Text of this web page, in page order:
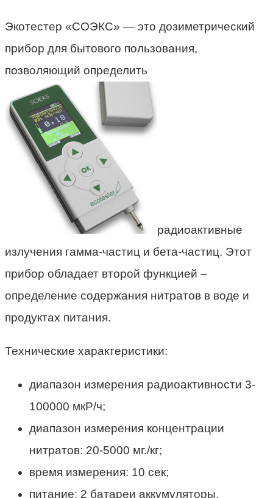
Экотестер «СОЭКС» — это дозиметрический
прибор для бытового пользования,
позволяющий определить
радиоактивные
излучения гамма-частиц и бета-частиц. Этот
прибор обладает второй функцией –
определение содержания нитратов в воде и
продуктах питания.
Технические характеристики:
диапазон измерения радиоактивности 3-
100000 мкР/ч;
диапазон измерения концентрации
нитратов: 20-5000 мг./кг;
время измерения: 10 сек;
питание: 2 батареи аккумуляторы,